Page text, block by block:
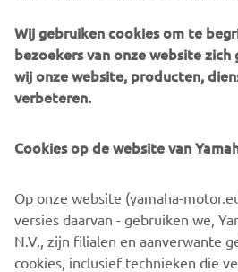
verlanglijstje van een race-
zo uit Suzuka uit 1995 zou kunnen
Thunderbolt niet zomaar een
een passie en misschien zelfs een
En de naam? "Thunderbolt kwam
Dit voelde gewoon goed."
Haxch Moto
Ontdek meer over de XSR900
Wij gebruiken cookies om te
bezoekers van onze website zich
wij onze website, producten,
verbeteren.
Cookies op de website van
Op onze website (yamaha-
versies daarvan - gebruiken we,
N.V., zijn filialen en aanverwante
cookies, inclusief technieken die